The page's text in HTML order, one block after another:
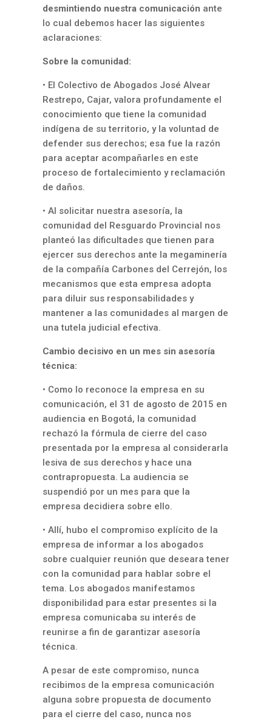
desmintiendo nuestra comunicación ante
lo cual debemos hacer las siguientes
aclaraciones:
Sobre la comunidad:
• El Colectivo de Abogados José Alvear
Restrepo, Cajar, valora profundamente el
conocimiento que tiene la comunidad
indígena de su territorio, y la voluntad de
defender sus derechos; esa fue la razón
para aceptar acompañarles en este
proceso de fortalecimiento y reclamación
de daños.
• Al solicitar nuestra asesoría, la
comunidad del Resguardo Provincial nos
planteó las dificultades que tienen para
ejercer sus derechos ante la megaminería
de la compañía Carbones del Cerrejón, los
mecanismos que esta empresa adopta
para diluir sus responsabilidades y
mantener a las comunidades al margen de
una tutela judicial efectiva.
Cambio decisivo en un mes sin asesoría
técnica:
• Como lo reconoce la empresa en su
comunicación, el 31 de agosto de 2015 en
audiencia en Bogotá, la comunidad
rechazó la fórmula de cierre del caso
presentada por la empresa al considerarla
lesiva de sus derechos y hace una
contrapropuesta. La audiencia se
suspendió por un mes para que la
empresa decidiera sobre ello.
• Allí, hubo el compromiso explícito de la
empresa de informar a los abogados
sobre cualquier reunión que deseara tener
con la comunidad para hablar sobre el
tema. Los abogados manifestamos
disponibilidad para estar presentes si la
empresa comunicaba su interés de
reunirse a fin de garantizar asesoría
técnica.
A pesar de este compromiso, nunca
recibimos de la empresa comunicación
alguna sobre propuesta de documento
para el cierre del caso, nunca nos